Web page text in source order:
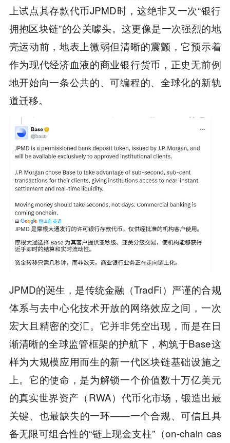
上试点其存款代币JPMD时，这绝非又一次“银行
拥抱区块链”的公关噱头。这更像是一次强烈的地
壳运动前，地表上微弱但清晰的震颤，它预示着
作为现代经济血液的商业银行货币，正史无前例
地开始向一条公共的、可编程的、全球化的新轨
道迁移。
JPMD的诞生，是传统金融（TradFi）严谨的合规
体系与去中心化技术开放的网络效应之间，一次
宏大且精密的交汇。它并非凭空出现，而是在日
渐清晰的全球监管框架的护航下，构筑于Base这
样为大规模应用而生的新一代区块链基础设施之
上。它的使命，是为解锁一个价值数十万亿美元
的真实世界资产（RWA）代币化市场，锻造出最
关键、也最缺失的一环——一个合规、可信且具
备无限可组合性的“链上现金支柱”（on-chain cas